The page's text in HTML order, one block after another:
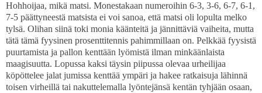
Hohhoijaa, mikä matsi. Monestakaan numeroihin 6-3, 3-6, 6-7, 6-1,
7-5 päättyneestä matsista ei voi sanoa, että matsi oli lopulta melko
tylsä. Olihan siinä toki monia käänteitä ja jännittäviä vaiheita, mutta
tätä tämä fyysinen prosenttitennis pahimmillaan on. Pelkkää fyysistä
puurtamista ja pallon kenttään lyömistä ilman minkäänlaista
maagisuutta. Lopussa kaksi täysin piipussa olevaa urheilijaa
köpöttelee jalat jumissa kenttää ympäri ja hakee ratkaisuja lähinnä
toisen virheillä tai nakuttelemalla lyöntejänsä kentän tyhjään osaan,